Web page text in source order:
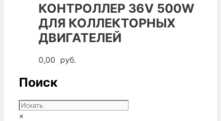
КОНТРОЛЛЕР 36V 500W
ДЛЯ КОЛЛЕКТОРНЫХ
ДВИГАТЕЛЕЙ
0,00 руб.
Поиск
×